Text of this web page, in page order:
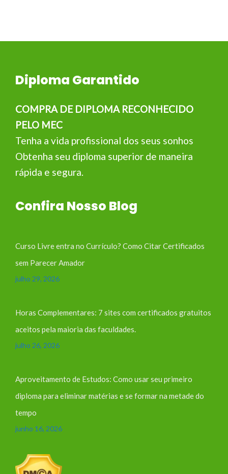
Diploma Garantido
COMPRA DE DIPLOMA RECONHECIDO
PELO MEC
Tenha a vida profissional dos seus sonhos
Obtenha seu diploma superior de maneira
rápida e segura.
Confira Nosso Blog
Curso Livre entra no Currículo? Como Citar Certificados
sem Parecer Amador
julho 29, 2026
Horas Complementares: 7 sites com certificados gratuitos
aceitos pela maioria das faculdades.
julho 26, 2026
Aproveitamento de Estudos: Como usar seu primeiro
diploma para eliminar matérias e se formar na metade do
tempo
junho 16, 2026